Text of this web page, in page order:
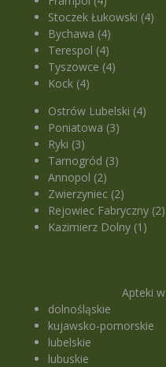
Stoczek Łukowski (4)
Bychawa (4)
Terespol (4)
Tyszowce (4)
Kock (4)
Ostrów Lubelski (4)
Poniatowa (3)
Ryki (3)
Tarnogród (3)
Annopol (2)
Zwierzyniec (2)
Rejowiec Fabryczny (2)
Kazimierz Dolny (1)
Apteki
dolnośląskie
kujawsko-pomorskie
lubelskie
lubuskie